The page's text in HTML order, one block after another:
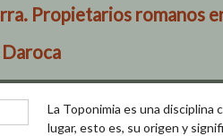
Propietarios romanos
La Toponimia es una
lugar, esto es, su origen y